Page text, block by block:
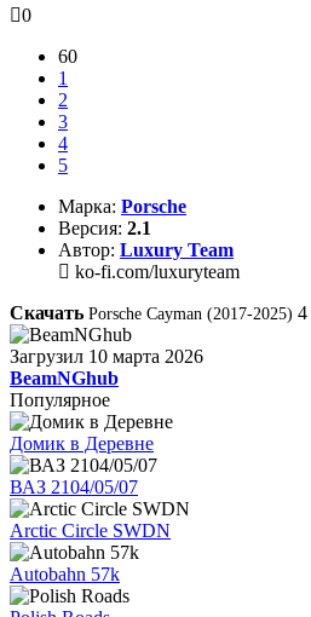
0
60
1
2
3
4
5
Марка: Porsche
Версия: 2.1
Автор: Luxury Team
ko-fi.com/luxuryteam
Скачать Porsche Cayman (2017-2025) 4
Загрузил 10 марта 2026
BeamNGhub
Популярное
Домик в Деревне
ВАЗ 2104/05/07
Arctic Circle SWDN
Autobahn 57k